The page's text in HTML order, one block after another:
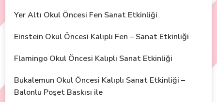
Yer Altı Okul Öncesi Fen Sanat Etkinliği
Einstein Okul Öncesi Kalıplı Fen – Sanat Etkinliği
Flamingo Okul Öncesi Kalıplı Sanat Etkinliği
Bukalemun Okul Öncesi Kalıplı Sanat Etkinliği –
Balonlu Poşet Baskısı ile